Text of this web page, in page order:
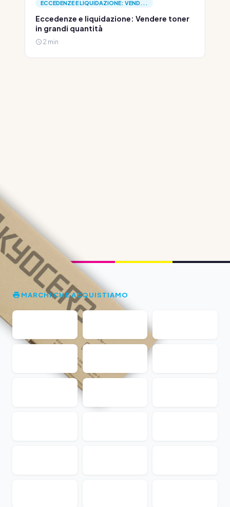
ECCEDENZE E LIQUIDAZIONE: VEND...
Eccedenze e liquidazione: Vendere toner
in grandi quantità
2 min
MARCHI CHE ACQUISTIAMO